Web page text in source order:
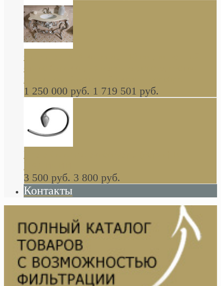
стиле барокко, из массива дерева, светло
коричневый матовый окрас + серебро
1 250 000 руб. 1 719 501 руб.
Khala Colombo аксессуары (серия) В
НАЛИЧИИ
3 500 руб. 3 800 руб.
Контакты